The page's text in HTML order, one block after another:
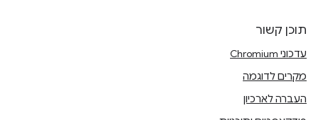
תוכן קשור
עדכוני Chromium
מקרים לדוגמה
העברה לארכיון